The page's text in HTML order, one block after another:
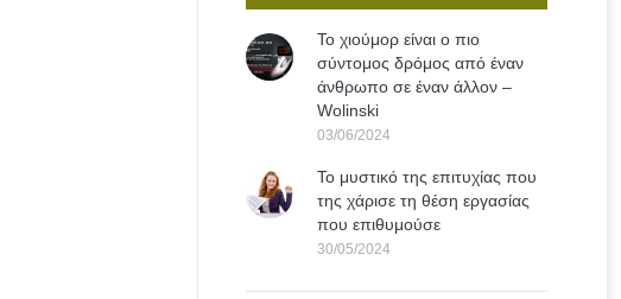
Το χιούμορ είναι ο πιο
σύντομος δρόμος από έναν
άνθρωπο σε έναν άλλον –
Wolinski
03/06/2024
Το μυστικό της επιτυχίας που
της χάρισε τη θέση εργασίας
που επιθυμούσε
30/05/2024